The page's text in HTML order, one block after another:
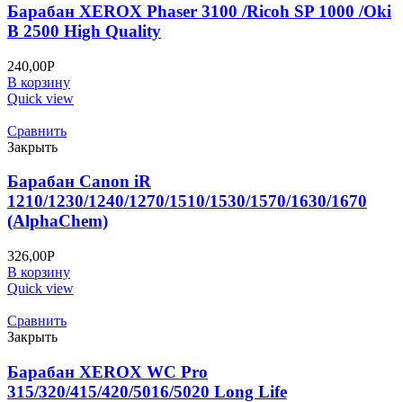
Барабан XEROX Phaser 3100 /Ricoh SP 1000 /Oki
B 2500 High Quality
240,00Р
В корзину
Quick view
Сравнить
Закрыть
Барабан Canon iR
1210/1230/1240/1270/1510/1530/1570/1630/1670
(AlphaChem)
326,00Р
В корзину
Quick view
Сравнить
Закрыть
Барабан XEROX WC Pro
315/320/415/420/5016/5020 Long Life